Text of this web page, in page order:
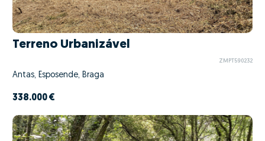
Terreno Urbanizável
ZMPT590232
Antas, Esposende, Braga
338.000 €